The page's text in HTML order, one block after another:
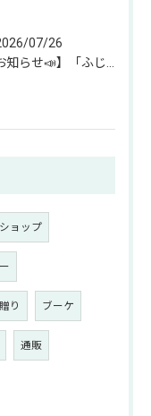
07/26
ョップ
り ブーケ
通販